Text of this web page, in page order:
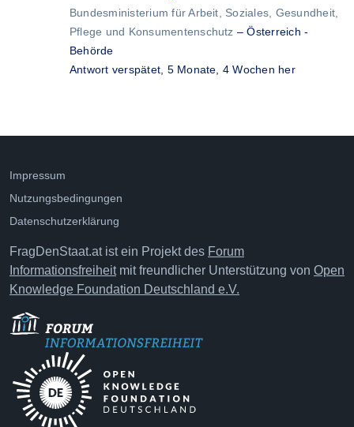
Bundesministerium für Arbeit, Soziales, Gesundheit,
Pflege und Konsumentenschutz –Österreich -
Behörde
Antwort verspätet, 5 Monate, 4 Wochen her
Impressum
Nutzungsbedingungen
Datenschutzerklärung
FragDenStaat.at ist ein Projekt des Forum
Informationsfreiheitmit freundlicher Unterstützung von Open
Knowledge Foundation Deutschland e.V.